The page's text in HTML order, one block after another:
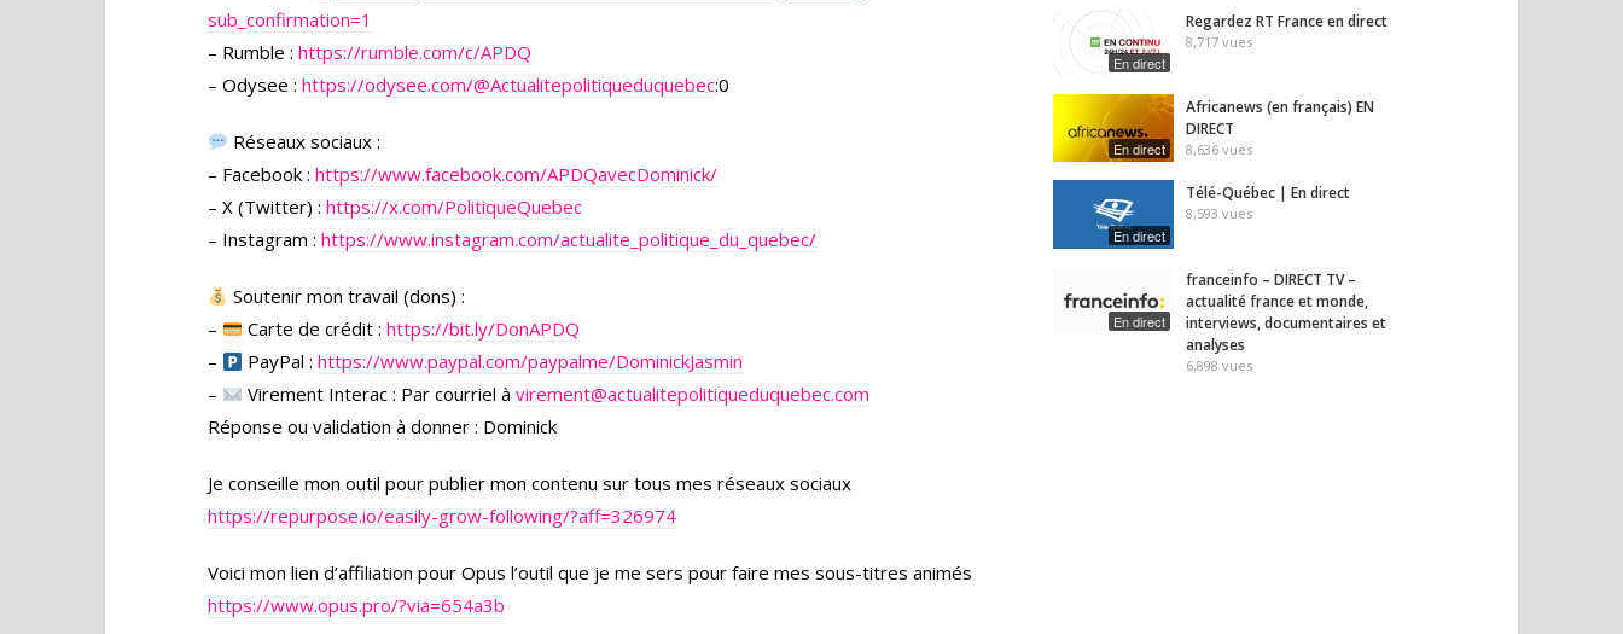
sub_confirmation=1
– Rumble : https://rumble.com/c/APDQ
– Odysee : https://odysee.com/@Actualitepolitiqueduquebec:0
Réseaux sociaux :
– Facebook : https://www.facebook.com/APDQavecDominick/
– X (Twitter) : https://x.com/PolitiqueQuebec
– Instagram : https://www.instagram.com/actualite_politique_du_quebec/
Soutenir mon travail (dons) :
–
Carte de crédit :https://bit.ly/DonAPDQ
–
PayPal :https://www.paypal.com/paypalme/DominickJasmin
–
Virement Interac : Par courriel àvirement@actualitepolitiqueduquebec.com
Réponse ou validation à donner : Dominick
Je conseille mon outil pour publier mon contenu sur tous mes réseaux sociaux
https://repurpose.io/easily-grow-following/?aff=326974
Voici mon lien d’affiliation pour Opus l’outil que je me sers pour faire mes sous-titres animés
https://www.opus.pro/?via=654a3b
En direct
Regardez RT France en direct
8,717 vues
En direct
Africanews (en français) EN
DIRECT
8,636 vues
En direct
Télé-Québec | En direct
8,593 vues
En direct
franceinfo – DIRECT TV –
actualité france et monde,
interviews, documentaires et
analyses
6,898 vues